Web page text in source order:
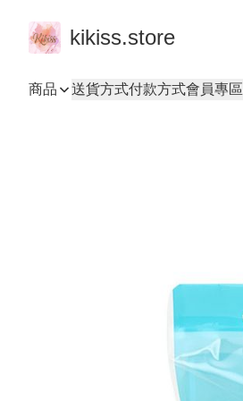
kikiss.store
商品 送貨方式付款方式會員專區